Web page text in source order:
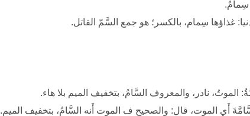
سِمام، بالكسر؛ هو جمع السَّمّ القاتل.
أَي الموت، قال: والصحيح ف الموت أَنه السَّامُ، بتخفيف الميم.